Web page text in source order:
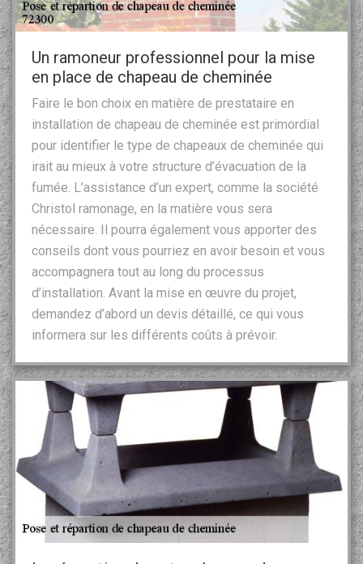
Un ramoneur professionnel pour la mise
en place de chapeau de cheminée
Faire le bon choix en matière de prestataire en
installation de chapeau de cheminée est primordial
pour identifier le type de chapeaux de cheminée qui
irait au mieux à votre structure d’évacuation de la
fumée. L’assistance d’un expert, comme la société
Christol ramonage, en la matière vous sera
nécessaire. Il pourra également vous apporter des
conseils dont vous pourriez en avoir besoin et vous
accompagnera tout au long du processus
d’installation. Avant la mise en œuvre du projet,
demandez d’abord un devis détaillé, ce qui vous
informera sur les différents coûts à prévoir.